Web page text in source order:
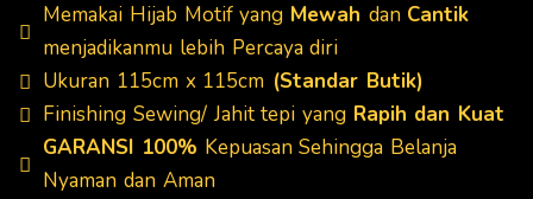
Memakai Hijab Motif yang Mewah dan Cantik
menjadikanmu lebih Percaya diri
Ukuran 115cm x 115cm (Standar Butik)
Finishing Sewing/ Jahit tepi yang Rapih dan Kuat
GARANSI 100% Kepuasan Sehingga Belanja
Nyaman dan Aman